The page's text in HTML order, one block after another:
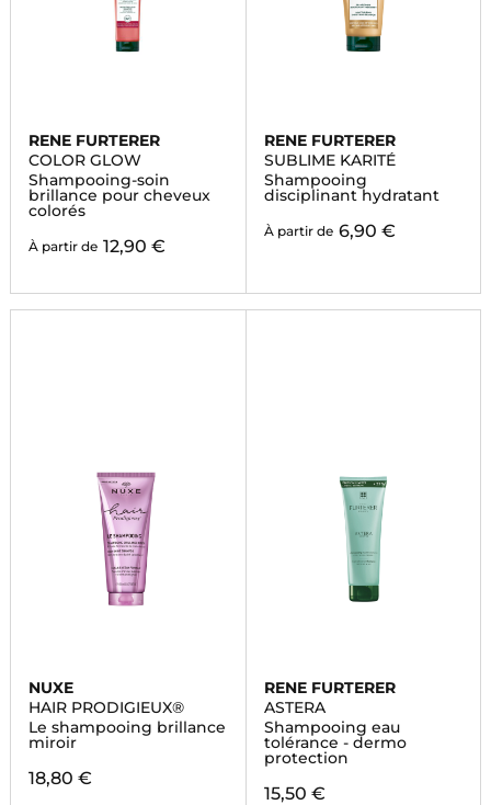
RENE FURTERER
COLOR GLOW
Shampooing-soin
brillance pour cheveux
colorés
À partir de 12,90 €
RENE FURTERER
SUBLIME KARITÉ
Shampooing
disciplinant hydratant
À partir de 6,90 €
NUXE
HAIR PRODIGIEUX®
Le shampooing brillance
miroir
18,80 €
RENE FURTERER
ASTERA
Shampooing eau
tolérance - dermo
protection
15,50 €